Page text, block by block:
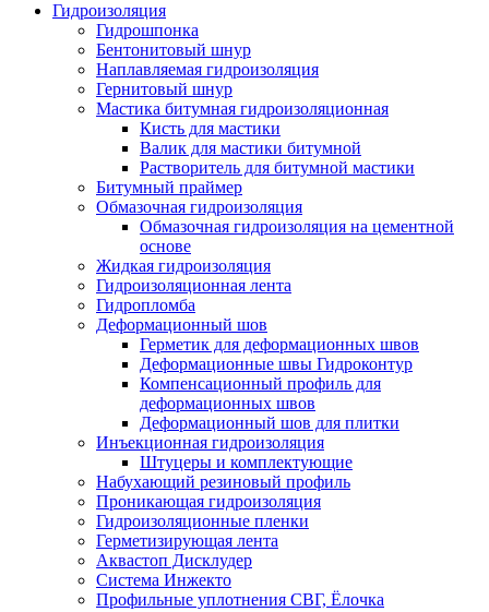
Гидроизоляция
Гидрошпонка
Бентонитовый шнур
Наплавляемая гидроизоляция
Гернитовый шнур
Мастика битумная гидроизоляционная
Кисть для мастики
Валик для мастики битумной
Растворитель для битумной мастики
Битумный праймер
Обмазочная гидроизоляция
Обмазочная гидроизоляция на цементной
основе
Жидкая гидроизоляция
Гидроизоляционная лента
Гидропломба
Деформационный шов
Герметик для деформационных швов
Деформационные швы Гидроконтур
Компенсационный профиль для
деформационных швов
Деформационный шов для плитки
Инъекционная гидроизоляция
Штуцеры и комплектующие
Набухающий резиновый профиль
Проникающая гидроизоляция
Гидроизоляционные пленки
Герметизирующая лента
Аквастоп Дисклудер
Система Инжекто
Профильные уплотнения СВГ, Ёлочка